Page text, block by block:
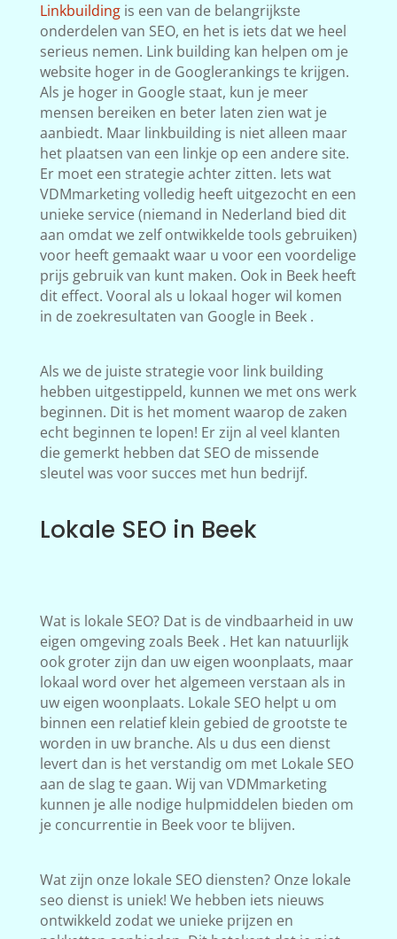
Linkbuildingis een van de belangrijkste
onderdelen van SEO, en het is iets dat we heel
serieus nemen. Link building kan helpen om je
website hoger in de Googlerankings te krijgen.
Als je hoger in Google staat, kun je meer
mensen bereiken en beter laten zien wat je
aanbiedt. Maar linkbuilding is niet alleen maar
het plaatsen van een linkje op een andere site.
Er moet een strategie achter zitten. Iets wat
VDMmarketing volledig heeft uitgezocht en een
unieke service (niemand in Nederland bied dit
aan omdat we zelf ontwikkelde tools gebruiken)
voor heeft gemaakt waar u voor een voordelige
prijs gebruik van kunt maken. Ook in Beek heeft
dit effect. Vooral als u lokaal hoger wil komen
in de zoekresultaten van Google in Beek .
Als we de juiste strategie voor link building
hebben uitgestippeld, kunnen we met ons werk
beginnen. Dit is het moment waarop de zaken
echt beginnen te lopen! Er zijn al veel klanten
die gemerkt hebben dat SEO de missende
sleutel was voor succes met hun bedrijf.
Lokale SEO in Beek
Wat is lokale SEO? Dat is de vindbaarheid in uw
eigen omgeving zoals Beek . Het kan natuurlijk
ook groter zijn dan uw eigen woonplaats, maar
lokaal word over het algemeen verstaan als in
uw eigen woonplaats. Lokale SEO helpt u om
binnen een relatief klein gebied de grootste te
worden in uw branche. Als u dus een dienst
levert dan is het verstandig om met Lokale SEO
aan de slag te gaan. Wij van VDMmarketing
kunnen je alle nodige hulpmiddelen bieden om
je concurrentie in Beek voor te blijven.
Wat zijn onze lokale SEO diensten? Onze lokale
seo dienst is uniek! We hebben iets nieuws
ontwikkeld zodat we unieke prijzen en